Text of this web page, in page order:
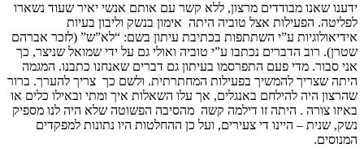
ידענו שאנו מבודדים מרצון, ללא קשר עם אותם אנשי יאיר שעוד נשארו
לפליטה. הפעילות אצל טוביה היתה אימון בנשק וליבון בעיות
אידיאולוגיות ע”י השתתפות בכתיבת עיתון בשם: “לא”ש” (לזכר אברהם
שטרן). רוב הדברים נכתבו ע”י טוביה ואולי גם על ידי שמואל שניצר, כך
אני סבור. מדי פעם התפרסמו בעיתון גם דברים שאנחנו כתבנו. המגמה
היתה שצריך להמשיך בפעילות המחתרתית. ולשם כך צריך להערך. ברור
שהרצון היה להילחם באנגלים, אך עלו השאלות איך ומתי ובאילו כלים או
באיזו צורה . היתה זו דילמה קשה מהסיבה הפשוטה שלא היה לנו מספיק
נשק, שנית – היינו די צעירים, ועל כן ההחלטות היו נתונות למפקדים
המנוסים.